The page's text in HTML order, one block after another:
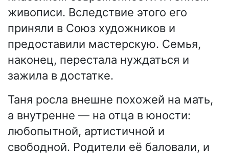
живописи. Вследствие этого его
приняли в Союз художников и
предоставили мастерскую. Семья,
наконец, перестала нуждаться и
зажила в достатке.
Таня росла внешне похожей на мать,
а внутренне — на отца в юности:
любопытной, артистичной и
свободной. Родители её баловали, и